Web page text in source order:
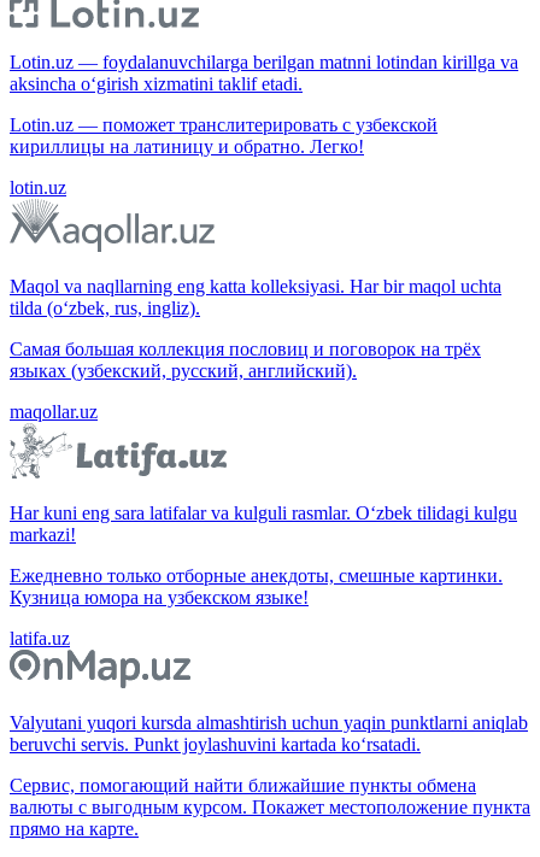
Lotin.uz — foydalanuvchilarga berilgan matnni lotindan kirillga va
aksincha o‘girish xizmatini taklif etadi.
Lotin.uz — поможет транслитерировать с узбекской
кириллицы на латиницу и обратно. Легко!
lotin.uz
Maqol va naqllarning eng katta kolleksiyasi. Har bir maqol uchta
tilda (o‘zbek, rus, ingliz).
Самая большая коллекция пословиц и поговорок на трёх
языках (узбекский, русский, английский).
maqollar.uz
Har kuni eng sara latifalar va kulguli rasmlar. O‘zbek tilidagi kulgu
markazi!
Ежедневно только отборные анекдоты, смешные картинки.
Кузница юмора на узбекском языке!
latifa.uz
Valyutani yuqori kursda almashtirish uchun yaqin punktlarni aniqlab
beruvchi servis. Punkt joylashuvini kartada ko‘rsatadi.
Сервис, помогающий найти ближайшие пункты обмена
валюты с выгодным курсом. Покажет местоположение пункта
прямо на карте.